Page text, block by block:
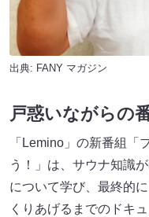
出典: FANY マガジン
戸惑いながらの
「Lemino」の新番組「
う！」は、サウナ知識
について学び、最終的
くりあげるまでのドキ